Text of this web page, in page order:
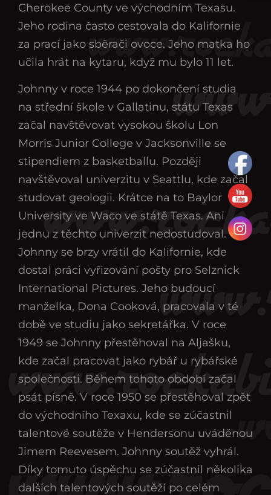
Cherokee County ve východním Texasu.
Jeho rodina často cestovala do Kalifornie
za prací jako sběrači ovoce. Jeho matka ho
učila hrát na kytaru, když mu bylo 11 let.
Johnny v roce 1944 po dokončení studia
na střední škole v Gallatinu, státu Texas
začal navštěvovat vysokou školu Lon
Morris Junior College v Jacksonville se
stipendiem z basketballu. Později
navštěvoval univerzitu v Seattlu, kde začal
studovat geologii. Krátce na to Baylor
University ve Waco ve státě Texas. Ani
jednu z těchto univerzit nedostudoval.
Johnny se brzy vrátil do Kalifornie, kde
dostal práci vyřizování pošty pro Selznick
International Pictures. Jeho budoucí
manželka, Dona Cooková, pracovala v té
době ve studiu jako sekretářka. V roce
1949 se Johnny přestěhoval na Aljašku,
kde začal pracovat jako rybář u rybářské
společnosti. Během tohoto období začal
psát písně. V roce 1950 se přestěhoval zpět
do východního Texaxu, kde se zúčastnil
talentové soutěže v Hendersonu uváděnou
Jimem Reevesem. Johnny soutěž vyhrál.
Díky tomuto úspěchu se zúčastnil několika
dalších talentových soutěží po celém